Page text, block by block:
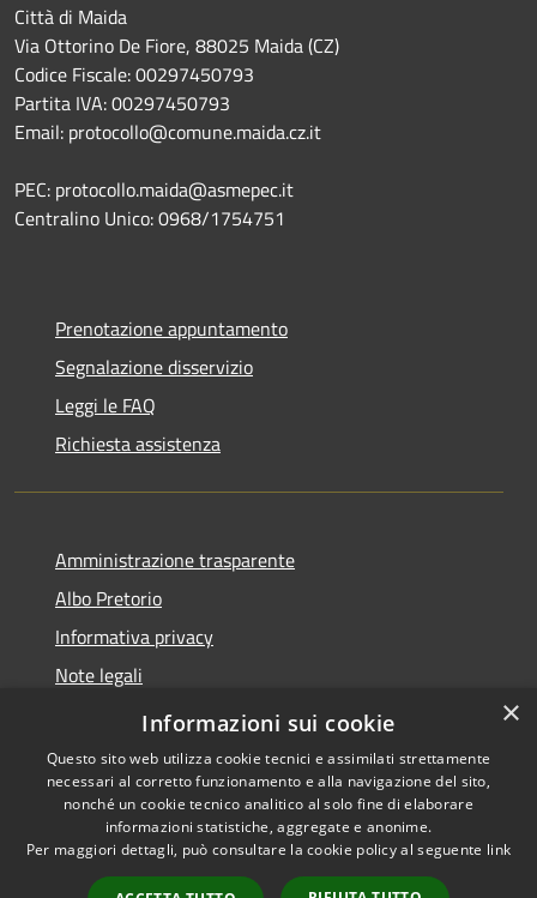
Città di Maida
Via Ottorino De Fiore, 88025 Maida (CZ)
Codice Fiscale: 00297450793
Partita IVA: 00297450793
Email: protocollo@comune.maida.cz.it
PEC: protocollo.maida@asmepec.it
Centralino Unico: 0968/1754751
Prenotazione appuntamento
Segnalazione disservizio
Leggi le FAQ
Richiesta assistenza
Amministrazione trasparente
Albo Pretorio
Informativa privacy
Note legali
Dichiarazione di accessibilità
Accessibility
Copyright © 2026 • Città di
Maida • Powered by
Municipium• Admin
×
Informazioni sui cookie
Questo sito web utilizza cookie tecnici e assimilati strettamente
necessari al corretto funzionamento e alla navigazione del sito,
nonché un cookie tecnico analitico al solo fine di elaborare
informazioni statistiche, aggregate e anonime.
Per maggiori dettagli, può consultare la cookie policy al seguente link